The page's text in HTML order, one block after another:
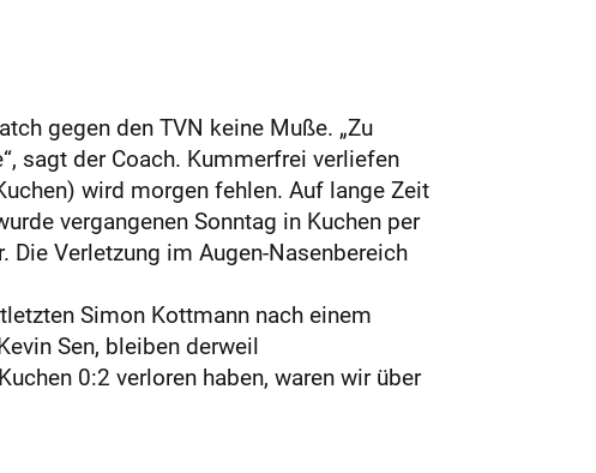
gegen den TVN keine Muße. „Zu
sagt der Coach. Kummerfrei verliefen
wird morgen fehlen. Auf lange Zeit
vergangenen Sonntag in Kuchen per
Die Verletzung im Augen-Nasenbereich
Simon Kottmann nach einem
Sen, bleiben derweil
0:2 verloren haben, waren wir über